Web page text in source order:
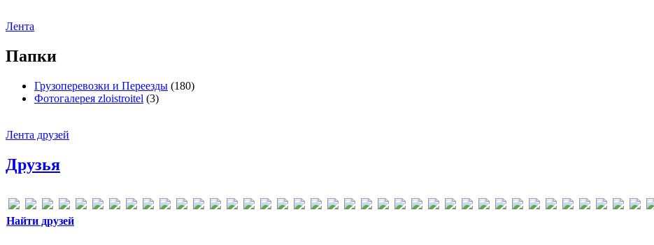
Лента
Папки
Грузоперевозки и Переезды (180)
Фотогалерея zloistroitel (3)
Лента друзей
Друзья
Найти друзей